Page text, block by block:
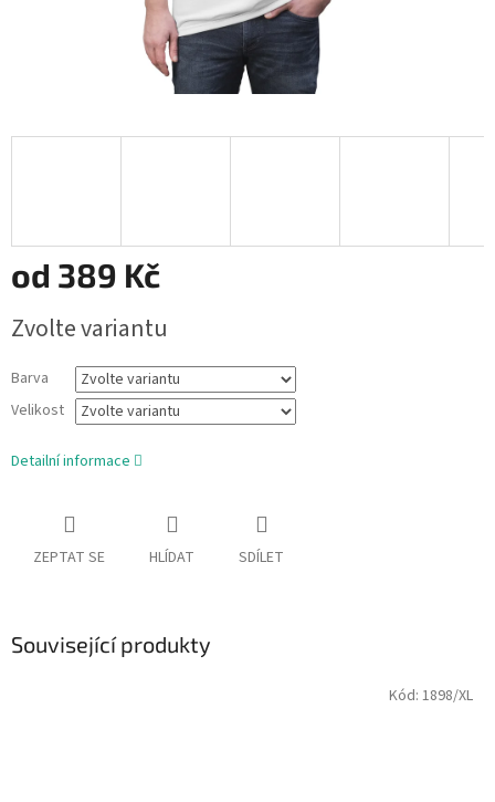
od 389 Kč
cena:
Zvolte variantu
Barva
Velikost
Detailní informace
ZEPTAT SE HLÍDAT SDÍLET
Související produkty
Kód: 1898/XL